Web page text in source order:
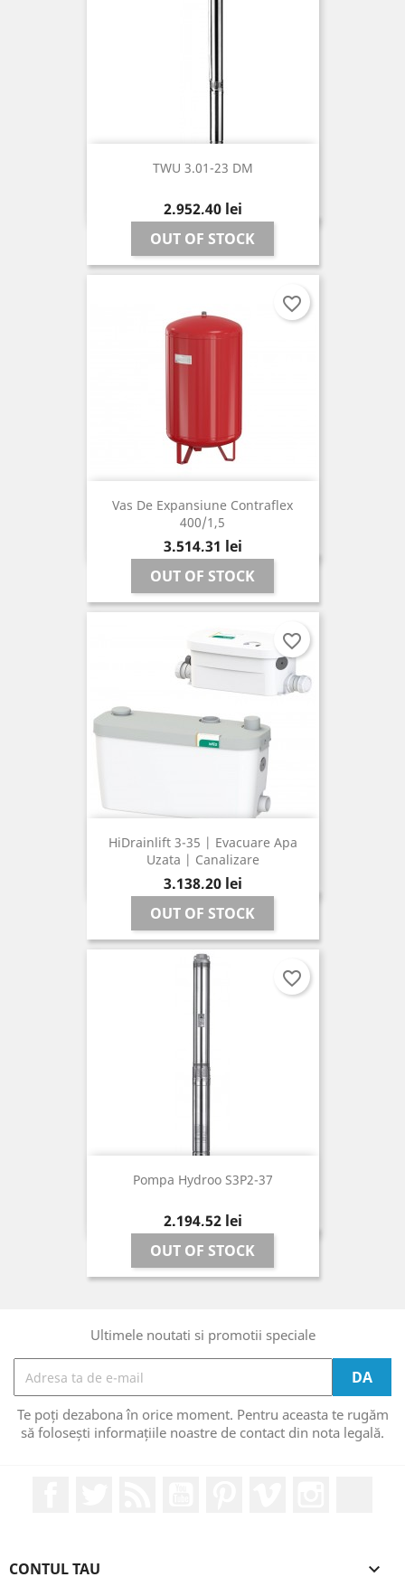
TWU 3.01-23 DM
Pret
2.952,40 lei
OUT OF STOCK
Vas De Expansiune Contraflex
400/1,5
Pret
3.514,31 lei
OUT OF STOCK
favorite_border
HiDrainlift 3-35 | Evacuare Apa
Uzata | Canalizare
Pret
3.138,20 lei
OUT OF STOCK
favorite_border
Pompa Hydroo S3P2-37
Pret
2.194,52 lei
OUT OF STOCK
favorite_border
Ultimele noutati si promotii speciale
Te poți dezabona în orice moment. Pentru aceasta te rugăm
să folosești informațiile noastre de contact din nota legală.
CONTUL TAU 